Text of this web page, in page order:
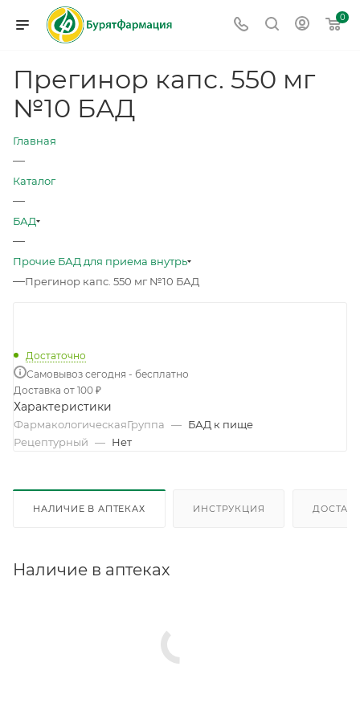
0
Прегинор капс. 550 мг
№10 БАД
Главная
—
Каталог
—
БАД
—
Прочие БАД для приема внутрь
—Прегинор капс. 550 мг №10 БАД
Достаточно
Самовывоз сегодня - бесплатно
Доставка от 100 ₽
Характеристики
ФармакологическаяГруппа — БАД к пище
Рецептурный — Нет
НАЛИЧИЕ В АПТЕКАХ ИНСТРУКЦИЯ
Наличие в аптеках